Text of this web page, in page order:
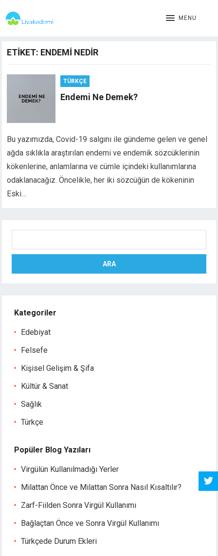
MENU
ETIKET: ENDEMI NEDIR
TÜRKÇE
Endemi Ne Demek?
Bu yazımızda, Covid-19 salgını ile gündeme gelen ve genel
ağda sıklıkla araştırılan endemi ve endemik sözcüklerinin
kökenlerine, anlamlarına ve cümle içindeki kullanımlarına
odaklanacağız. Öncelikle, her iki sözcüğün de kökeninin
Eski…
ARA
Kategoriler
Edebiyat
Felsefe
Kişisel Gelişim & Şifa
Kültür & Sanat
Sağlık
Türkçe
Popüler Blog Yazıları
Virgülün Kullanılmadığı Yerler
Milattan Önce ve Milattan Sonra Nasıl Kısaltılır?
Zarf-Fiilden Sonra Virgül Kullanımı
Bağlaçtan Önce ve Sonra Virgül Kullanımı
Türkçede Durum Ekleri